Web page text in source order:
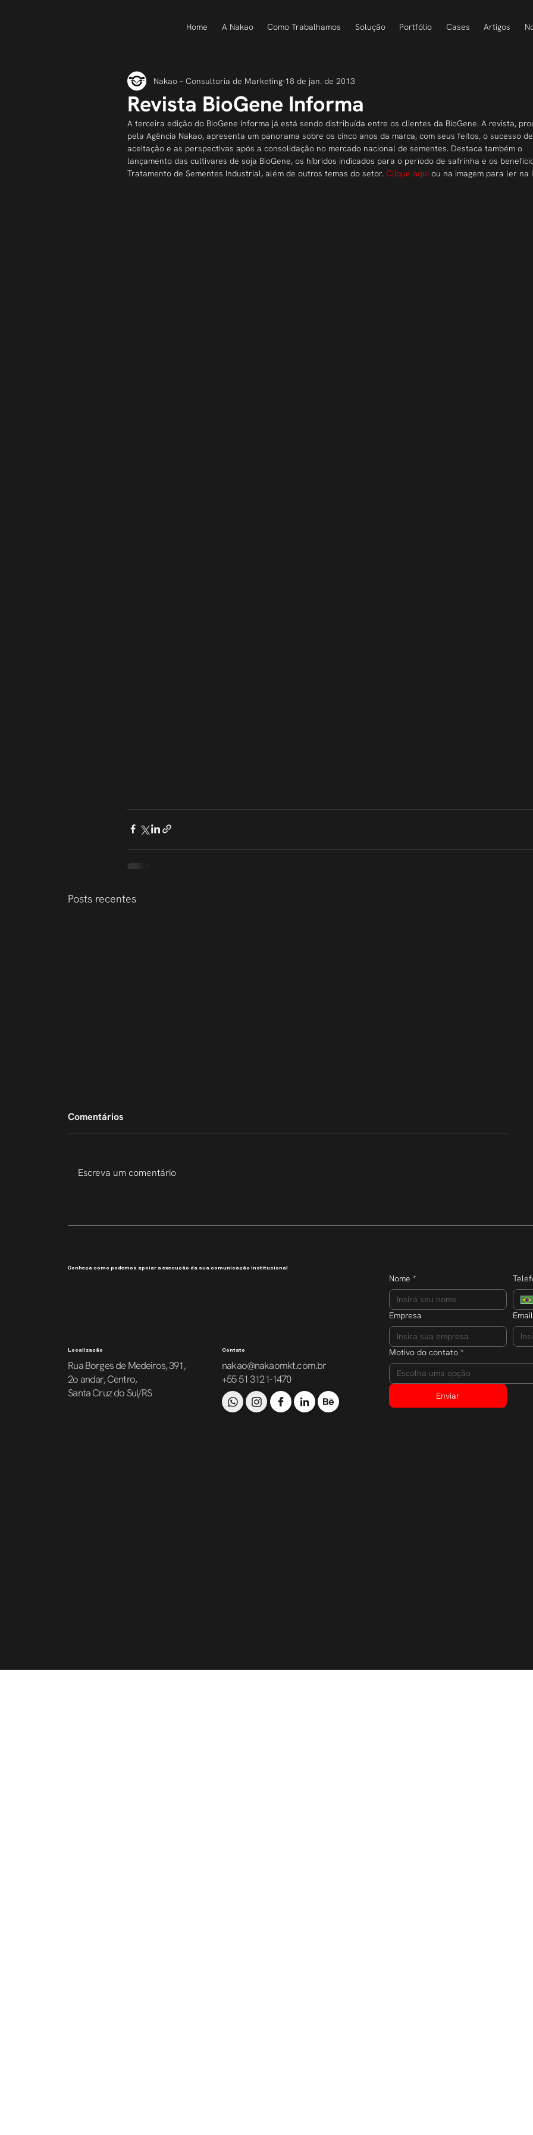
Home A Nakao Como Trabalhamos Solução Portfólio Cases Artigos
Revista BioGene Informa
Nakao – Consultoria de Marketing 18 de jan. de 2013
A terceira edição do BioGene Informa já está sendo distribuída entre os clientes da BioGene. A revista,
pela Agência Nakao, apresenta um panorama sobre os cinco anos da marca, com seus feitos, o sucesso de
aceitação e as perspectivas após a consolidação no mercado nacional de sementes. Destaca também o
lançamento das cultivares de soja BioGene, os híbridos indicados para o período de safrinha e os
Tratamento de Sementes Industrial, além de outros temas do setor. Clique aqui ou na imagem para ler na
Posts recentes
dobra o
Comentários
Escreva um comentário
Conheça como podemos apoiar a execução da sua comunicação institucional
Localização
Rua Borges de Medeiros, 391,
2o andar, Centro,
Santa Cruz do Sul/RS
Contato
nakao@nakaomkt.com.br
+55 51 3121-1470
Nome *
Empresa Email
Motivo do contato *
Escolha uma opção
Enviar